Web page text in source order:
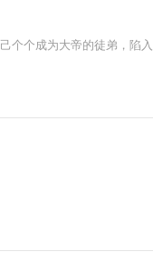
个成为大帝的徒弟，陷